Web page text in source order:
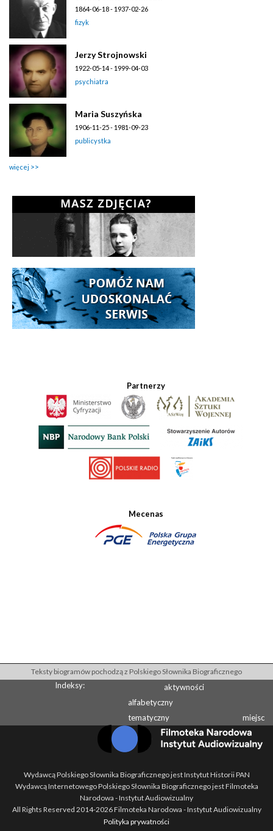
1864-06-18 - 1937-02-26
fizyk
Jerzy Strojnowski
1922-05-14 - 1999-04-03
psychiatra
Maria Suszyńska
1906-11-25 - 1981-09-23
publicystka
więcej
Partnerzy
Mecenas
Teksty biogramów pochodzą z Polskiego Słownika Biograficznego
Indeksy:
aktywności
alfabetyczny
tematyczny
miejsc
Wydawcą Polskiego Słownika Biograficznego jest Instytut Historii PAN
Wydawcą Internetowego Polskiego Słownika Biograficznego jest Filmoteka
Narodowa - Instytut Audiowizualny
All Rights Reserved 2014-2026Filmoteka Narodowa - Instytut Audiowizualny
Polityka prywatności